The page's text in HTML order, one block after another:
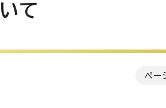
て
ペー